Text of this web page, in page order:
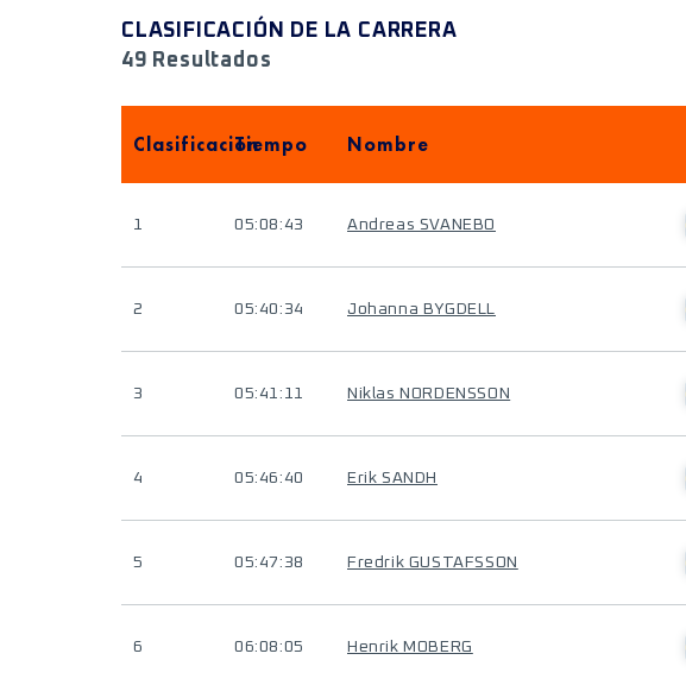
CLASIFICACIÓN DE LA CARRERA
49 Resultados
ClasificaciónTiempo Nombre
1 05:08:43 Andreas SVANEBO
2 05:40:34 Johanna BYGDELL
3 05:41:11 Niklas NORDENSSON
4 05:46:40 Erik SANDH
5 05:47:38 Fredrik GUSTAFSSON
6 06:08:05 Henrik MOBERG